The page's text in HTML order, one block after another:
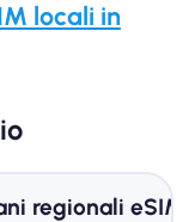
locali in
regionali eSIM